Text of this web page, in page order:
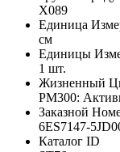
X089
Единица
см
Единицы
1 шт.
Жизненный
PM300:
Заказной
6ES7147-
Каталог ID